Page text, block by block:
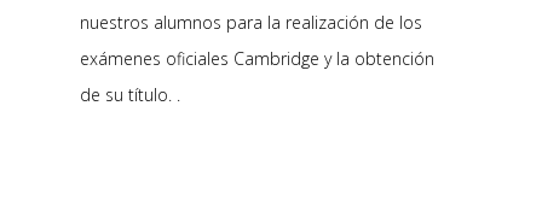
nuestros alumnos para la realización de los
exámenes oficiales Cambridge y la obtención
de su título. .